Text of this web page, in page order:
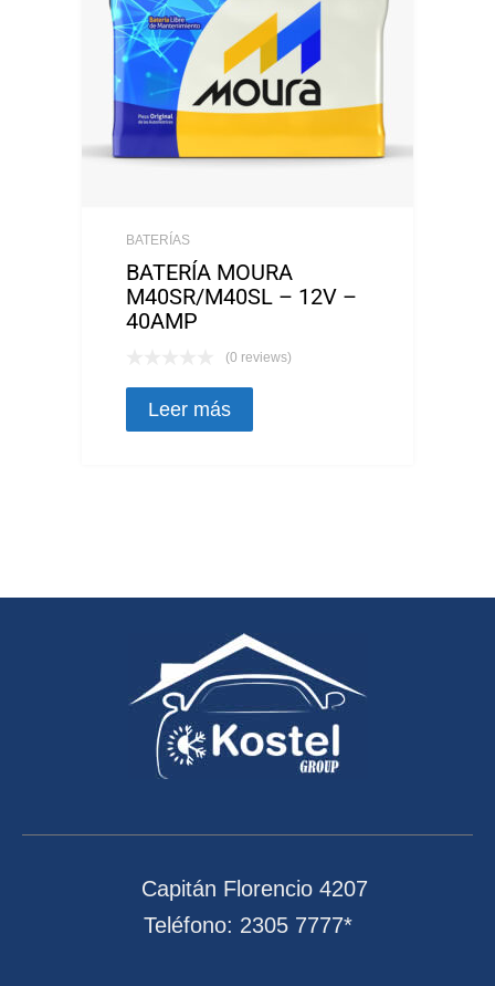
BATERÍAS
BATERÍA MOURA
M40SR/M40SL – 12V –
40AMP
(0 reviews)
Leer más
Capitán Florencio 4207
Teléfono: 2305 7777*